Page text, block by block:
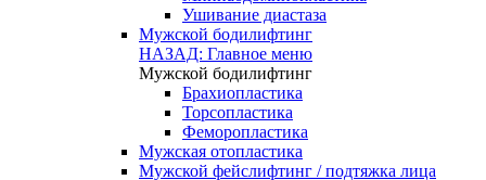
Ушивание диастаза
Мужской бодилифтинг
НАЗАД: Главное меню
Мужской бодилифтинг
Брахиопластика
Торсопластика
Феморопластика
Мужская отопластика
Мужской фейслифтинг / подтяжка лица